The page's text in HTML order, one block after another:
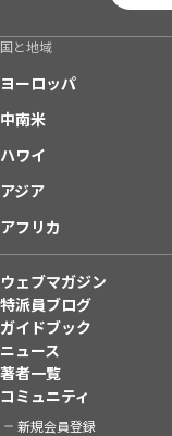
国と地域
ヨーロッパ
中南米
ハワイ
アジア
アフリカ
ウェブマガジン
特派員ブログ
ガイドブック
ニュース
著者一覧
コミュニティ
新規会員登録